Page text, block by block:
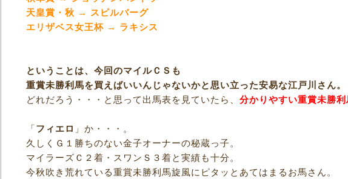
天皇賞・秋 → スピルバーグ
エリザベス女王杯 → ラキシス
ということは、今回のマイルＣＳも
重賞未勝利馬を買えばいいんじゃないかと思い立った安易な江戸川さん。
どれだろう・・・と思って出馬表を見ていたら、分かりやすい重賞未勝
「 フィエロ 」か・・・。
久しくＧ１勝ちのない金子オーナーの秘蔵っ子。
マイラーズＣ２着・スワンＳ３着と実績も十分。
今秋吹き荒れている重賞未勝利馬旋風にピタッとあてはまるお馬さん。